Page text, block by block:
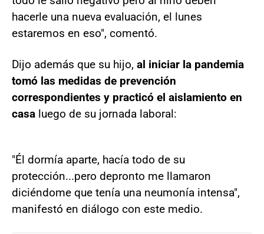
hacerle una nueva evaluación, el lunes
estaremos en eso", comentó.
Dijo además que su hijo, al iniciar la pandemia
tomó las medidas de prevención
correspondientes y practicó el aislamiento en
casa luego de su jornada laboral:
"Él dormía aparte, hacía todo de su
protección...pero depronto me llamaron
diciéndome que tenía una neumonía intensa",
manifestó en diálogo con este medio.